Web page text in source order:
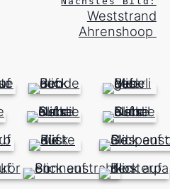
Weststrand
Ahrenshoop